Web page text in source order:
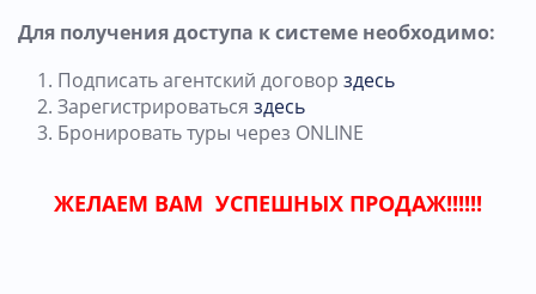
Для получения доступа к системе необходимо:
1. Подписать агентский договор здесь
2. Зарегистрироваться здесь
3. Бронировать туры через ONLINE
ЖЕЛАЕМ ВАМ УСПЕШНЫХ ПРОДАЖ!!!!!!